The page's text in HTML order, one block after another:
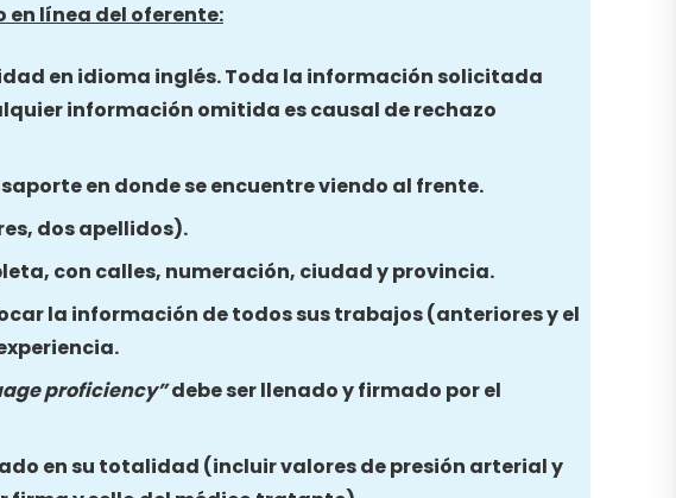
línea del oferente:
en idioma inglés. Toda la información solicitada
información omitida es causal de rechazo
en donde se encuentre viendo al frente.
dos apellidos).
con calles, numeración, ciudad y provincia.
la información de todos sus trabajos (anteriores y el
proficiency”debe ser llenado y firmado por el
en su totalidad (incluir valores de presión arterial y